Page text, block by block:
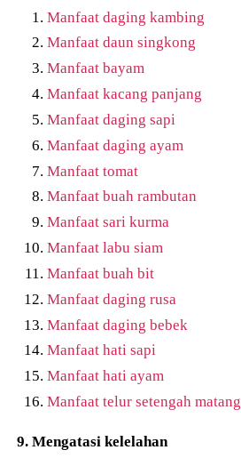
Manfaat daging kambing
Manfaat daun singkong
Manfaat bayam
Manfaat kacang panjang
Manfaat daging sapi
Manfaat daging ayam
Manfaat tomat
Manfaat buah rambutan
Manfaat sari kurma
Manfaat labu siam
Manfaat buah bit
Manfaat daging rusa
Manfaat daging bebek
Manfaat hati sapi
Manfaat hati ayam
Manfaat telur setengah matang
9. Mengatasi kelelahan